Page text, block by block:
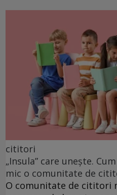
cititori
„Insula” care unește.
mic o comunitate de
O comunitate de cititori